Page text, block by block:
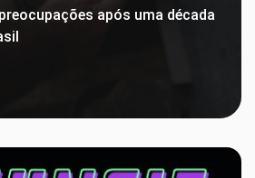
após uma década